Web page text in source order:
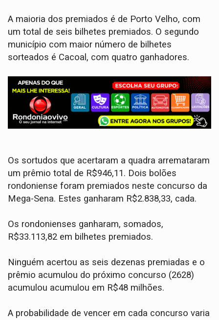
A maioria dos premiados é de Porto Velho, com
um total de seis bilhetes premiados. O segundo
município com maior número de bilhetes
sorteados é Cacoal, com quatro ganhadores.
Os sortudos que acertaram a quadra arremataram
um prêmio total de R$946,11. Dois bolões
rondoniense foram premiados neste concurso da
Mega-Sena. Estes ganharam R$2.838,33, cada.
Os rondonienses ganharam, somados,
R$33.113,82 em bilhetes premiados.
Ninguém acertou as seis dezenas premiadas e o
prêmio acumulou do próximo concurso (2628)
acumulou acumulou em R$48 milhões.
A probabilidade de vencer em cada concurso varia